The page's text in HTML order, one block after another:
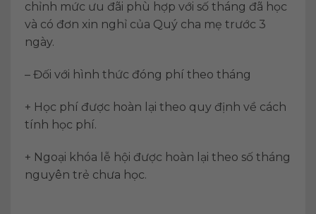
chỉnh mức ưu đãi phù hợp với số tháng đã học
và có đơn xin nghỉ của Quý cha mẹ trước 3
ngày.
– Đối với hình thức đóng phí theo tháng
+ Học phí được hoàn lại theo quy định về cách
tính học phí.
+ Ngoại khóa lễ hội được hoàn lại theo số tháng
nguyên trẻ chưa học.